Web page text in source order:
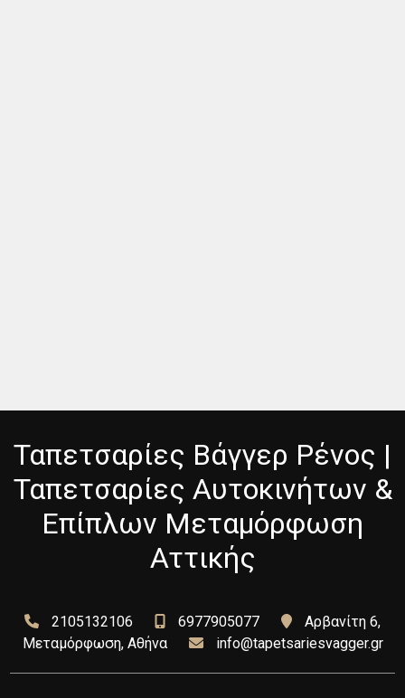
Ταπετσαρίες Βάγγερ Ρένος |
Ταπετσαρίες Αυτοκινήτων &
Επίπλων Μεταμόρφωση
Αττικής
2105132106 6977905077
Αρβανίτη 6,
Μεταμόρφωση, Αθήνα
info@tapetsariesvagger.gr